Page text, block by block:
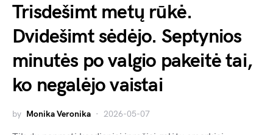
Trisdešimt metų rūkė.
Dvidešimt sėdėjo. Septynios
minutės po valgio pakeitė tai,
ko negalėjo vaistai
by Monika Veronika 2026-05-07